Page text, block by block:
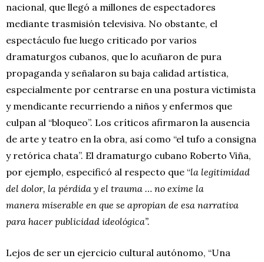
nacional, que llegó a millones de espectadores
mediante trasmisión televisiva. No obstante, el
espectáculo fue luego criticado por varios
dramaturgos cubanos, que lo acuñaron de pura
propaganda y señalaron su baja calidad artística,
especialmente por centrarse en una postura victimista
y mendicante recurriendo a niños y enfermos que
culpan al “bloqueo”. Los críticos afirmaron la ausencia
de arte y teatro en la obra, así como “el tufo a consigna
y retórica chata”. El dramaturgo cubano Roberto Viña,
por ejemplo, especificó al respecto que “la legitimidad
del dolor, la pérdida y el trauma … no exime la
manera miserable en que se apropian de esa narrativa
para hacer publicidad ideológica”.
Lejos de ser un ejercicio cultural autónomo, “Una